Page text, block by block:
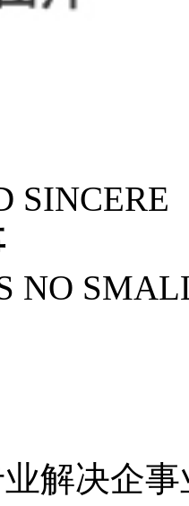
SINCERE
NO
解决企